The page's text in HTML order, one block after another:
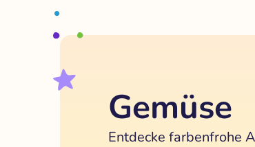
Gemüse
Entdecke farbenfrohe